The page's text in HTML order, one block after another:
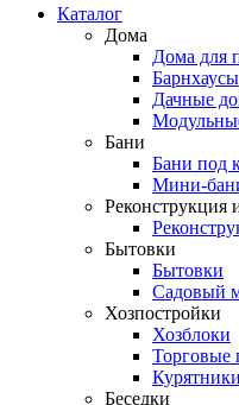
Каталог
Дома
Дома для
Барнхаусы
Дачные
Бани
Бани под
Мини-
Реконструкция
Бытовки
Бытовки
Садовый
Хозпостройки
Хозблоки
Торговые
Беседки